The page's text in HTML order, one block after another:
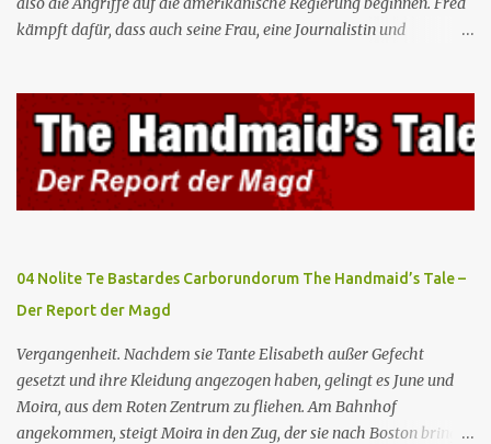
kämpft dafür, dass auch seine Frau, eine Journalistin und
Teilnahme von Frauen weiterhin entschieden ab. Gegenwart. Die
Waterfords beherbergen eine Delegation aus Mexiko, um ein für
Gilead lebenswichtiges Handelsabkommen zu unterzeichnen.
Botschafterin Castillo konfrontiert Serena mit ihrem Buch „Der
Platz einer Frau”, das als Manifest von Gilead gilt und einen
oberstes Gut die Fortpflanzung ist. June und andere Mägde werden
wo Serena stolz die „Kinder von Gilead” vorstellt. June nutzt die
Gelegenheit, mit Castillo unter vier Augen zu sprechen, ...
04 Nolite Te Bastardes Carborundorum The Handmaid’s Tale –
Der Report der Magd
Vergangenheit. Nachdem sie Tante Elisabeth außer Gefecht
gesetzt und ihre Kleidung angezogen haben, gelingt es June und
Moira, aus dem Roten Zentrum zu fliehen. Am Bahnhof
angekommen, steigt Moira in den Zug, der sie nach Boston bringen